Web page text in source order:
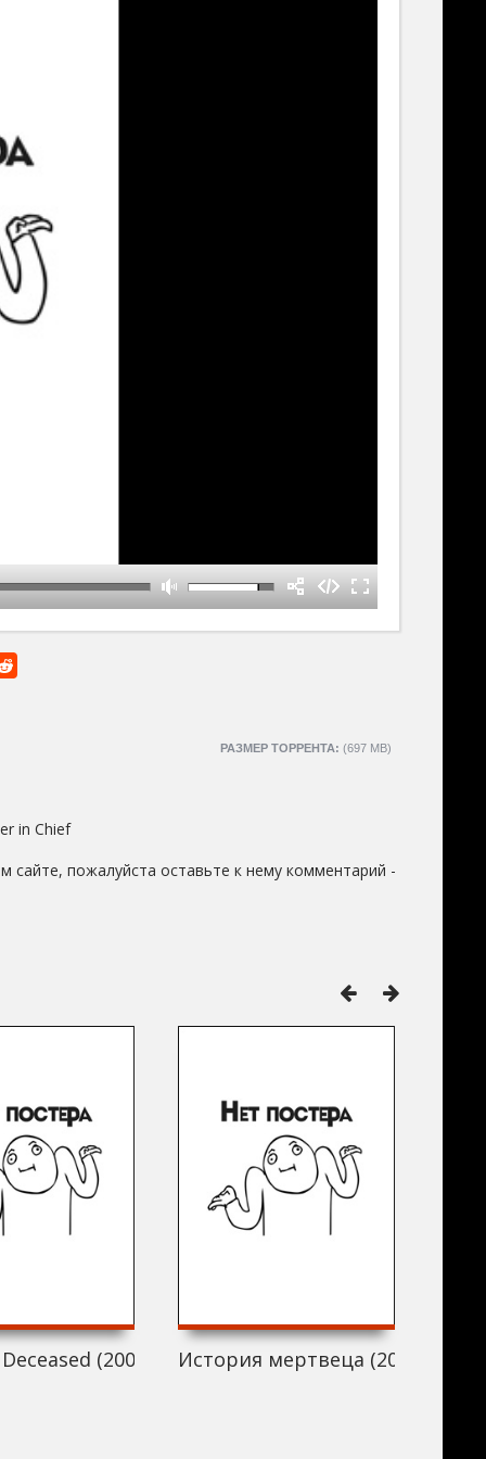
РАЗМЕР ТОРРЕНТА: (697 MB)
in Chief
сайте, пожалуйста оставьте к нему комментарий -
(2006) История мертвеца (2006)